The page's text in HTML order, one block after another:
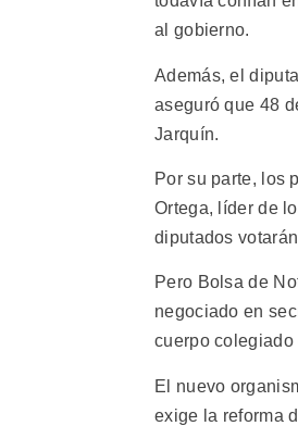
al gobierno.
Además, el
aseguró que 48
Jarquín.
Por su parte, los
Ortega, líder de
diputados
Pero Bolsa de
negociado en
cuerpo colegiado
El nuevo
exige la reforma